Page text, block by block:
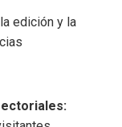
edición y la